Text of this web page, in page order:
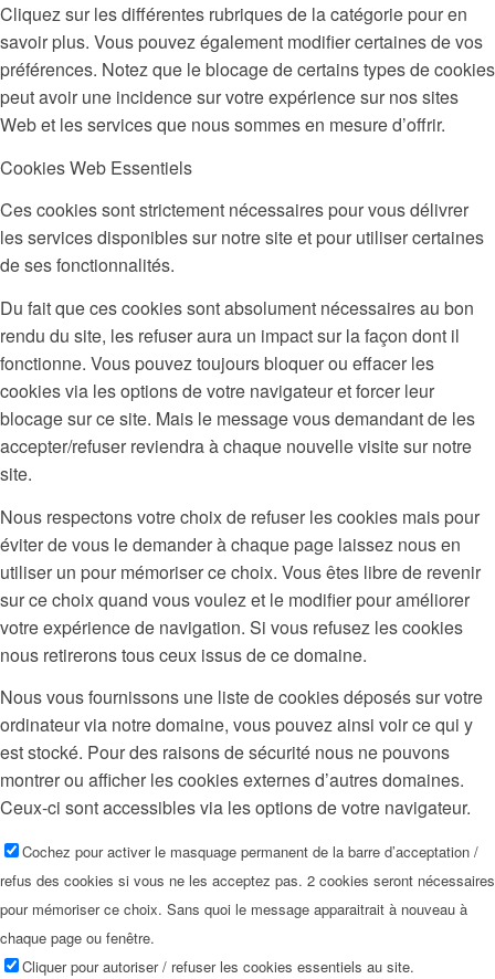
Cliquez sur les différentes rubriques de la catégorie pour en
savoir plus. Vous pouvez également modifier certaines de vos
préférences. Notez que le blocage de certains types de cookies
peut avoir une incidence sur votre expérience sur nos sites
Web et les services que nous sommes en mesure d’offrir.
Cookies Web Essentiels
Ces cookies sont strictement nécessaires pour vous délivrer
les services disponibles sur notre site et pour utiliser certaines
de ses fonctionnalités.
Du fait que ces cookies sont absolument nécessaires au bon
rendu du site, les refuser aura un impact sur la façon dont il
fonctionne. Vous pouvez toujours bloquer ou effacer les
cookies via les options de votre navigateur et forcer leur
blocage sur ce site. Mais le message vous demandant de les
accepter/refuser reviendra à chaque nouvelle visite sur notre
site.
Nous respectons votre choix de refuser les cookies mais pour
éviter de vous le demander à chaque page laissez nous en
utiliser un pour mémoriser ce choix. Vous êtes libre de revenir
sur ce choix quand vous voulez et le modifier pour améliorer
votre expérience de navigation. Si vous refusez les cookies
nous retirerons tous ceux issus de ce domaine.
Nous vous fournissons une liste de cookies déposés sur votre
ordinateur via notre domaine, vous pouvez ainsi voir ce qui y
est stocké. Pour des raisons de sécurité nous ne pouvons
montrer ou afficher les cookies externes d’autres domaines.
Ceux-ci sont accessibles via les options de votre navigateur.
Cochez pour activer le masquage permanent de la barre d’acceptation /
refus des cookies si vous ne les acceptez pas. 2 cookies seront nécessaires
pour mémoriser ce choix. Sans quoi le message apparaitrait à nouveau à
chaque page ou fenêtre.
Cliquer pour autoriser / refuser les cookies essentiels au site.